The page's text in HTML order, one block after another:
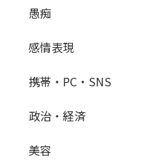
愚痴
感情表現
携帯・PC・SNS
政治・経済
美容